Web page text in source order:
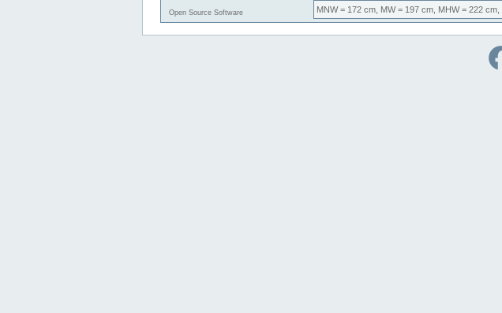
Open Source Software MNW= 172 cm, MW= 197 cm, MHW= 222 cm,